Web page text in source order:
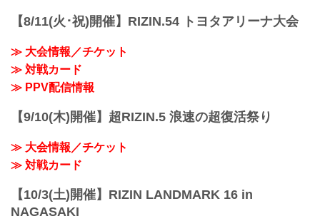
【8/11(火･祝)開催】RIZIN.54 トヨタアリーナ大会
≫ 大会情報／チケット
≫ 対戦カード
≫ PPV配信情報
【9/10(木)開催】超RIZIN.5 浪速の超復活祭り
≫ 大会情報／チケット
≫ 対戦カード
【10/3(土)開催】RIZIN LANDMARK 16 in
NAGASAKI